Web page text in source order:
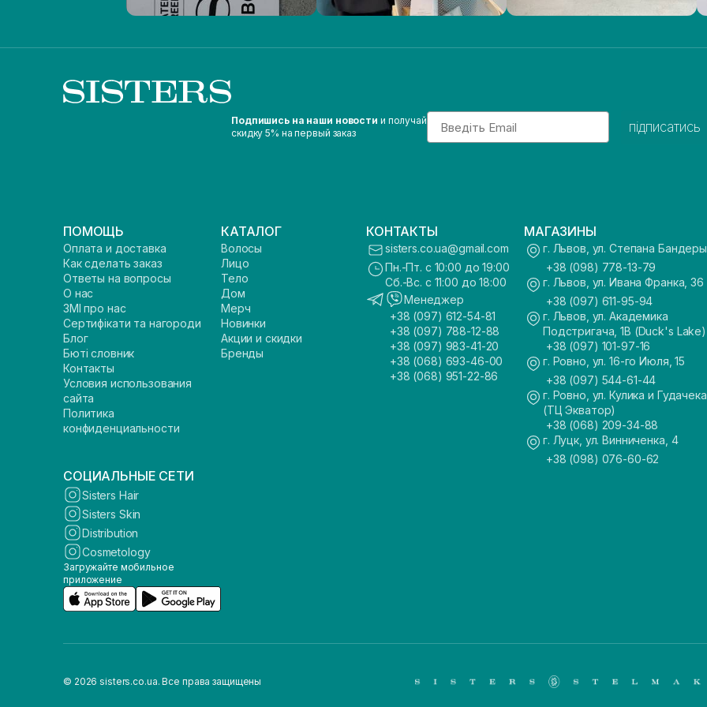
Подпишись на наши новости и получай
скидку 5% на первый заказ
Email
підписатись
ПОМОЩЬ
Оплата и доставка
Как сделать заказ
Ответы на вопросы
О нас
ЗМІ про нас
Сертифікати та нагороди
Блог
Бюті словник
Контакты
Условия использования
сайта
Политика
конфиденциальности
КАТАЛОГ
Волосы
Лицо
Тело
Дом
Мерч
Новинки
Акции и скидки
Бренды
КОНТАКТЫ
sisters.co.ua@gmail.com
Пн.-Пт. с 10:00 до 19:00
Сб.-Вс. с 11:00 до 18:00
Менеджер
+38 (097) 612-54-81
+38 (097) 788-12-88
+38 (097) 983-41-20
+38 (068) 693-46-00
+38 (068) 951-22-86
МАГАЗИНЫ
г. Львов, ул. Степана
+38 (098) 778-13-79
г. Львов, ул. Ивана Франка, 36
+38 (097) 611-95-94
г. Львов, ул. Академика
Подстригача, 1В (Duck's Lake)
+38 (097) 101-97-16
г. Ровно, ул. 16-го Июля, 15
+38 (097) 544-61-44
г. Ровно, ул. Кулика и
(ТЦ Экватор)
+38 (068) 209-34-88
г. Луцк, ул. Винниченка, 4
+38 (098) 076-60-62
СОЦИАЛЬНЫЕ СЕТИ
Sisters Hair
Sisters Skin
Distribution
Cosmetology
Загружайте мобильное
приложение
© 2026 sisters.co.ua. Все права защищены